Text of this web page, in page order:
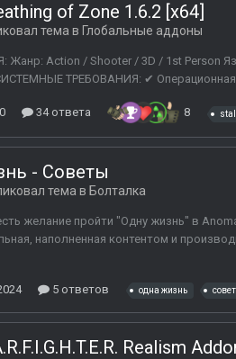
of Zone 1.6.2 [x64]
тема в Глобальные аддоны
Action / Shooter / 3D / 1st Person
ТРЕБОВАНИЯ: ✔ Операционная
34 ответа 8
- Советы
тема в Болталка
желание пройти "Одну жизнь" в
наполненная контентом и
5 ответов одна жизнь
Realism